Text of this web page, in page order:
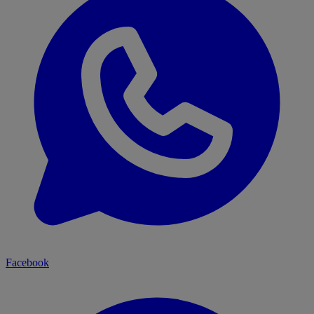
Facebook